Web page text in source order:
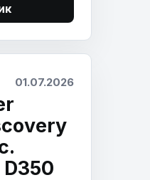
01.07.2026